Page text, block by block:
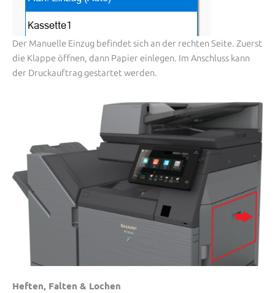
Der Manuelle Einzug befindet sich an der rechten Seite. Zuerst
die Klappe öffnen, dann Papier einlegen. Im Anschluss kann
der Druckauftrag gestartet werden.
Heften, Falten & Lochen